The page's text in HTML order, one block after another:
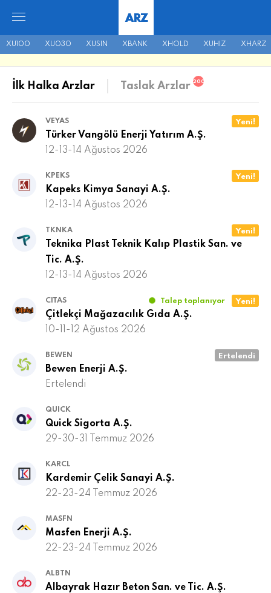
XU100 XU030 XUSIN XBANK XHOLD XUHIZ XHARZ
ARZ
İlk Halka Arzlar Taslak Arzlar 200
Yeni!
VEYAS
Türker Vangölü Enerji Yatırım A.Ş.
12-13-14 Ağustos 2026
Yeni!
KPEKS
Kapeks Kimya Sanayi A.Ş.
12-13-14 Ağustos 2026
Yeni!
TKNKA
Teknika Plast Teknik Kalıp Plastik San. ve
Tic. A.Ş.
12-13-14 Ağustos 2026
Yeni!
Talep toplanıyor
CITAS
Çitlekçi Mağazacılık Gıda A.Ş.
10-11-12 Ağustos 2026
Ertelendi
BEWEN
Bewen Enerji A.Ş.
Ertelendi
QUICK
Quick Sigorta A.Ş.
29-30-31 Temmuz 2026
KARCL
Kardemir Çelik Sanayi A.Ş.
22-23-24 Temmuz 2026
MASFN
Masfen Enerji A.Ş.
22-23-24 Temmuz 2026
ALBTN
Albayrak Hazır Beton San. ve Tic. A.Ş.